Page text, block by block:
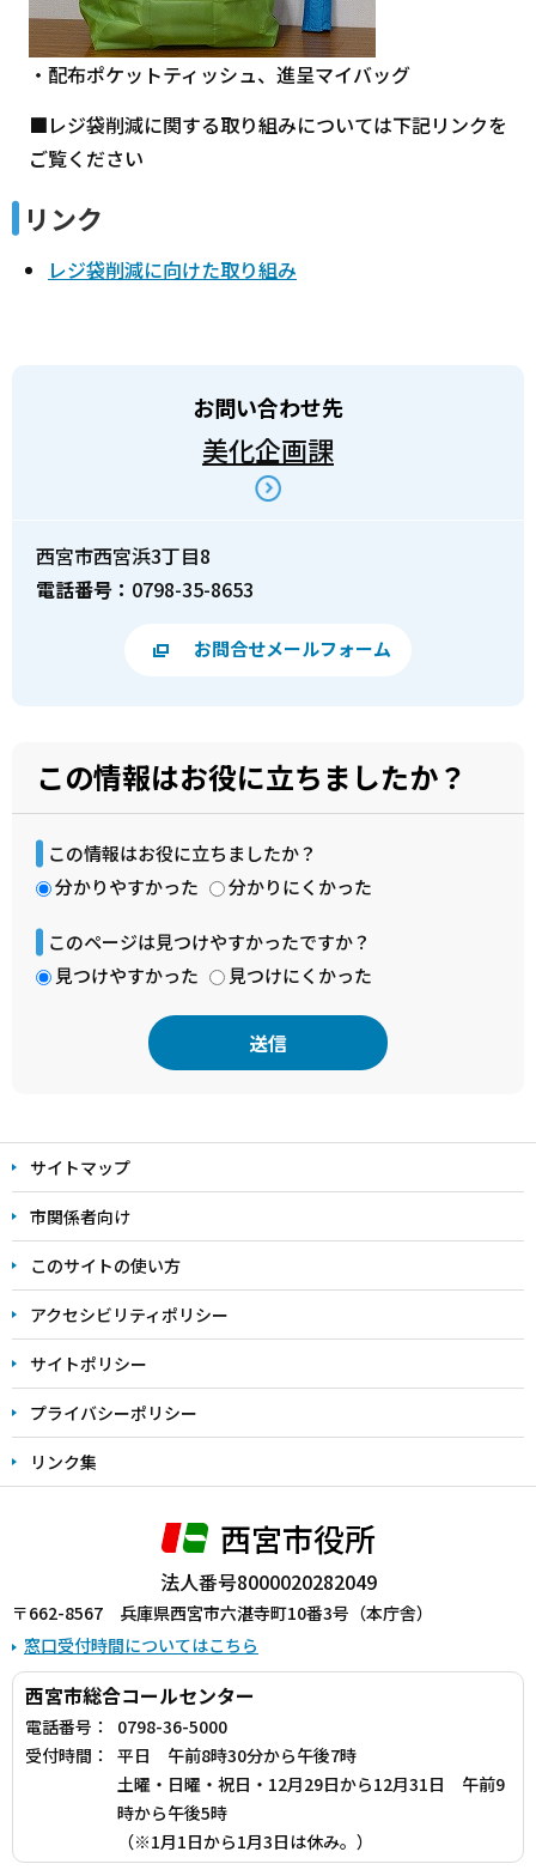
・配布ポケットティッシュ、進呈マイバッグ
■レジ袋削減に関する取り組みについては下記リンクを
ご覧ください
リンク
レジ袋削減に向けた取り組み
お問い合わせ先
美化企画課
西宮市西宮浜3丁目8
電話番号： 0798-35-8653
お問合せメールフォーム
この情報はお役に立ちましたか？
この情報はお役に立ちましたか？
分かりやすかった
分かりにくかった
このページは見つけやすかったですか？
見つけやすかった
見つけにくかった
文
こ
こ
ま
で
サイトマップ
市関係者向け
このサイトの使い方
アクセシビリティポリシー
サイトポリシー
プライバシーポリシー
リンク集
西宮市役所
法人番号8000020282049
〒662-8567 兵庫県西宮市六湛寺町10番3号（本庁舎）
窓口受付時間についてはこちら
西宮市総合コールセンター
電話番号：
0798-36-5000
受付時間：
平日 午前8時30分から午後7時
土曜・日曜・祝日・12月29日から12月31日 午前9
時から午後5時
（※1月1日から1月3日は休み。）